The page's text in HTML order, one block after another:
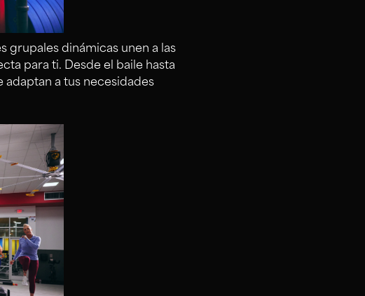
grupales dinámicas unen a las
para ti. Desde el baile hasta
a tus necesidades